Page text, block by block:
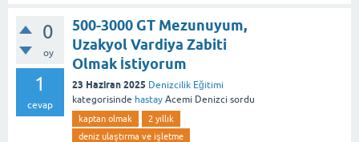
0
oy
1
cevap
500-3000 GT Mezunuyum,
Uzakyol Vardiya Zabiti
Olmak İstiyorum
23 Haziran 2025 Denizcilik Eğitimi
kategorisinde hastay Acemi Denizci sordu
kaptan olmak
2 yıllık
deniz ulaştırma ve işletme